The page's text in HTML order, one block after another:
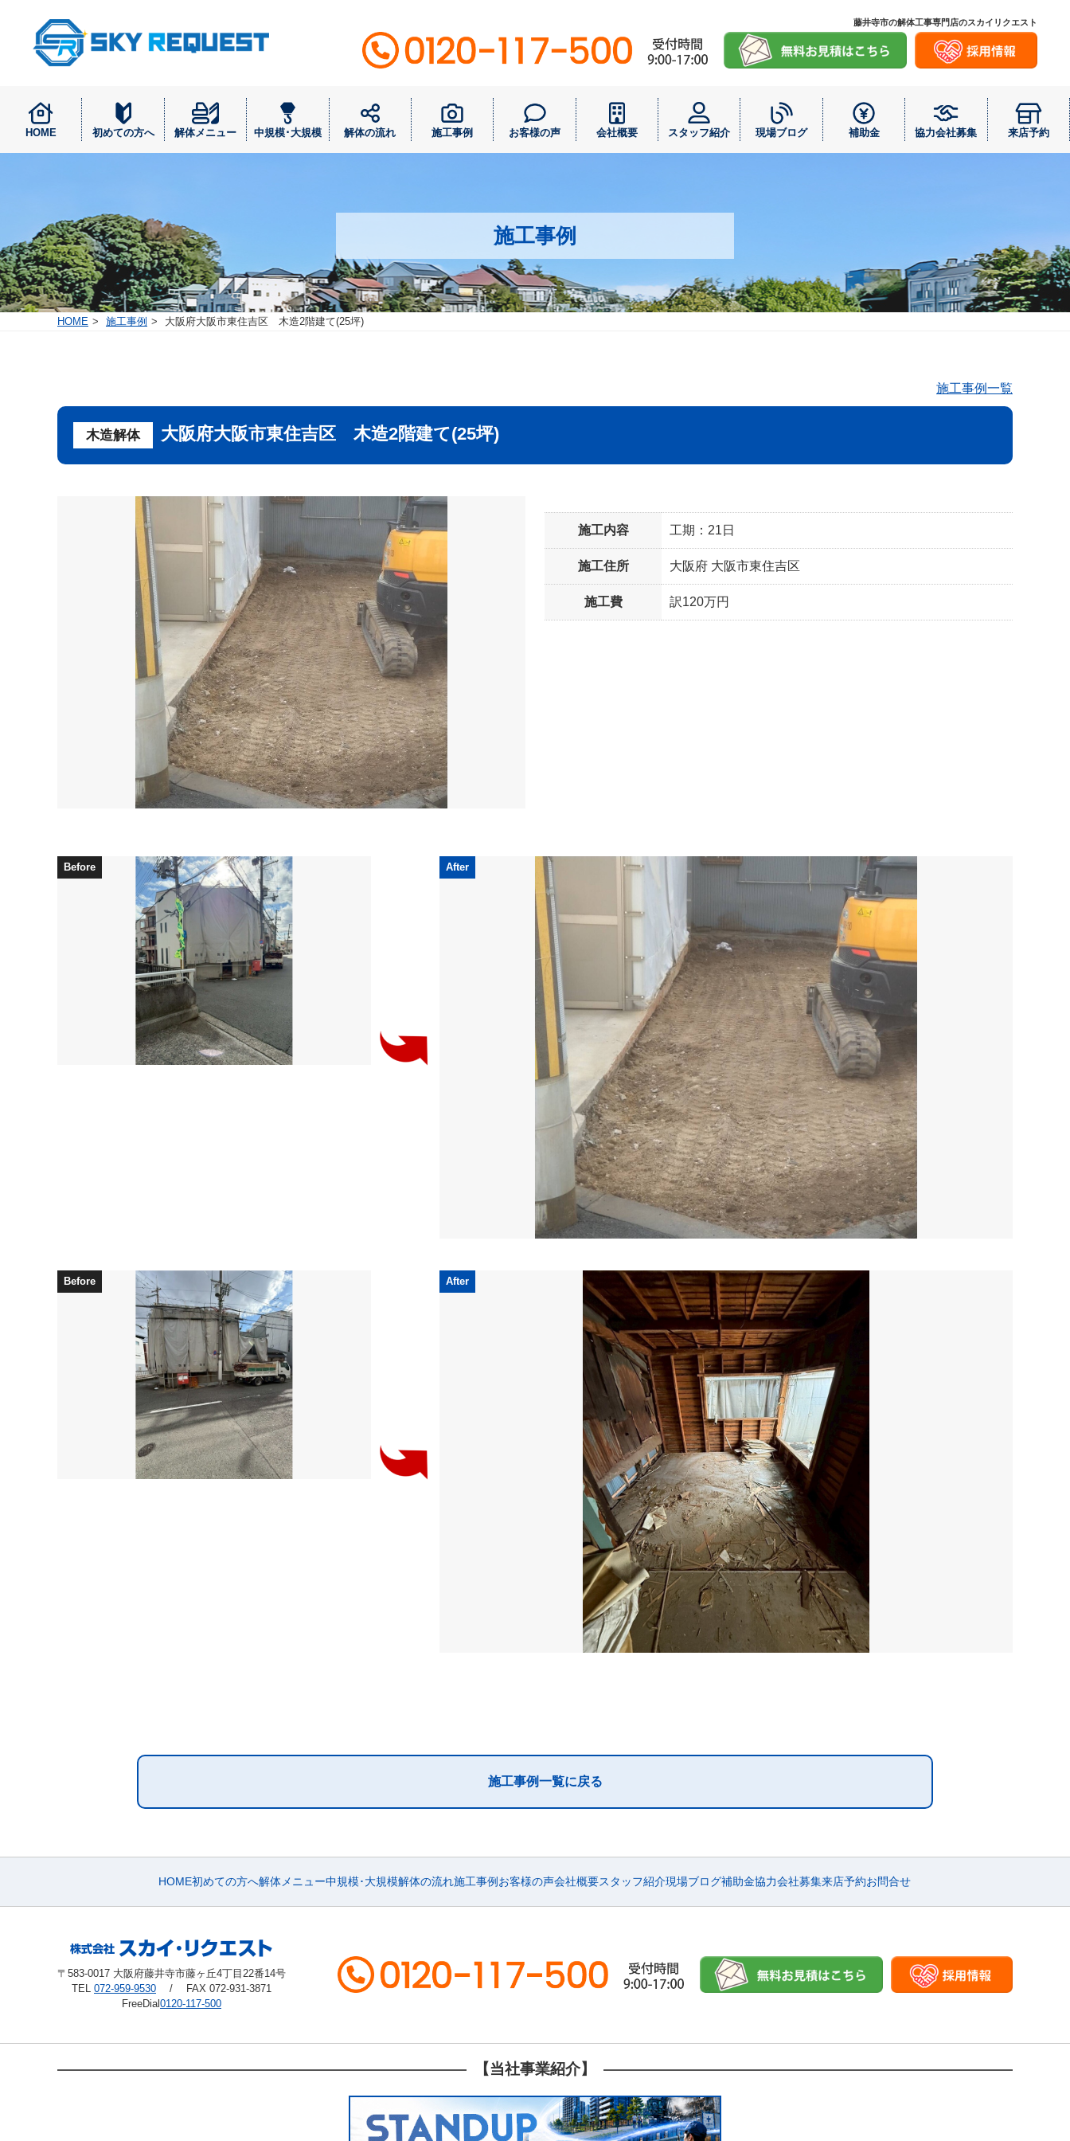
藤井寺市の解体工事専門店のスカイリクエスト
HOME 初めての方へ 解体メニュー 中規模･大規模 解体の流れ 施工事例 お客様の声 会社概要 スタッフ紹介 現場ブログ 補助金 協力会社募集 来店予約
施工事例
HOME 施工事例 大阪府大阪市東住吉区 木造2階建て(25坪)
施工事例一覧
木造解体 大阪府大阪市東住吉区 木造2階建て(25坪)
施工内容 工期：21日
施工住所 大阪府 大阪市東住吉区
施工費 訳120万円
Before After
Before After
施工事例一覧に戻る
HOME初めての方へ解体メニュー中規模･大規模解体の流れ施工事例 お客様の声会社概要スタッフ紹介現場ブログ補助金協力会社募集来店予約お問合せ
〒583-0017 大阪府藤井寺市藤ヶ丘4丁目22番14号
TEL 072-959-9530 / FAX 072-931-3871
FreeDial 0120-117-500
【当社事業紹介】
無理な押し売りはいたしませんので、
安心してご相談ください